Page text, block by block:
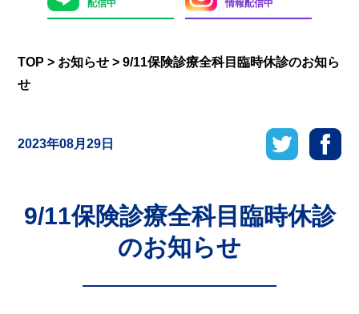
配信中
情報配信中
TOP > お知らせ >9/11保険診療全科目臨時休診のお知ら
せ
2023年08月29日
9/11保険診療全科目臨時休診
のお知らせ